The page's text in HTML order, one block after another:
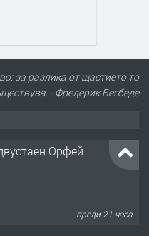
за разлика от щастието то
- Фредерик Бегбеде
Орфей
преди 21 часа